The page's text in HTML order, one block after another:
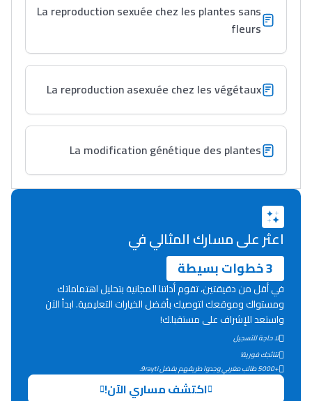
La reproduction sexuée chez les plantes sans
fleurs
La reproduction asexuée chez les végétaux
La modification génétique des plantes
اعثر على مسارك المثالي في
3 خطوات بسيطة
في أقل من دقيقتين، تقوم أداتنا المجانية بتحليل اهتماماتك
ومستواك وموقعك لتوصيك بأفضل الخيارات التعليمية. ابدأ الآن
واستعد للإشراف على مستقبلك!
لا حاجة للتسجيل
نتائجك فورية!
+5000 طالب مغربي وجدوا طريقهم بفضل 9rayti.
اكتشف مساري الآن!